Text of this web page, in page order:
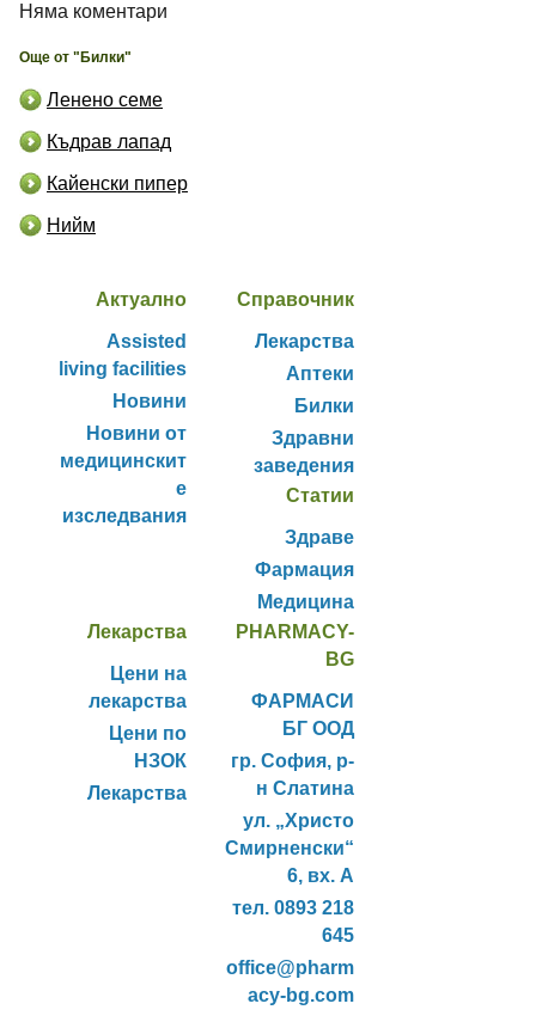
Няма коментари
Още от "Билки"
Ленено семе
Къдрав лапад
Кайенски пипер
Нийм
Актуално
Assisted
living facilities
Новини
Новини от
медицинскит
е
изследвания
Справочник
Лекарства
Аптеки
Билки
Здравни
заведения
Статии
Здраве
Фармация
Медицина
Лекарства
Цени на
лекарства
Цени по
НЗОК
Лекарства
PHARMACY-
BG
ФАРМАСИ
БГ ООД
гр. София, р-
н Слатина
ул. „Христо
Смирненски“
6, вх. А
тел. 0893 218
645
office@pharm
acy-bg.com